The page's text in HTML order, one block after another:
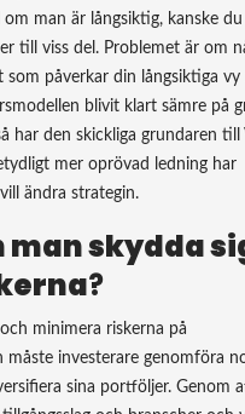
om man är långsiktig, kanske
till viss del. Problemet är om
som påverkar din långsiktiga
blivit klart sämre på
har den skickliga grundaren till
mer oprövad ledning har
ändra strategin.
man skydda
?
minimera riskerna på
måste investerare genomföra
sina portföljer. Genom